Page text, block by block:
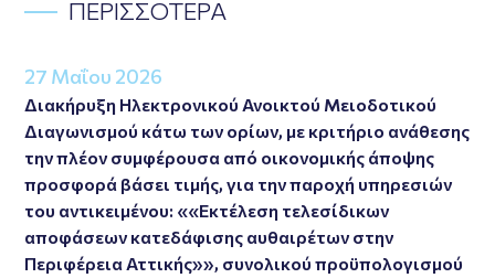
ΠΕΡΙΣΣΟΤΕΡΑ
27 Μαΐου 2026
Διακήρυξη Ηλεκτρονικού Ανοικτού Μειοδοτικού
Διαγωνισμού κάτω των ορίων, με κριτήριο ανάθεσης
την πλέον συμφέρουσα από οικονομικής άποψης
προσφορά βάσει τιμής, για την παροχή υπηρεσιών
του αντικειμένου: ««Εκτέλεση τελεσίδικων
αποφάσεων κατεδάφισης αυθαιρέτων στην
Περιφέρεια Αττικής»», συνολικού προϋπολογισμού